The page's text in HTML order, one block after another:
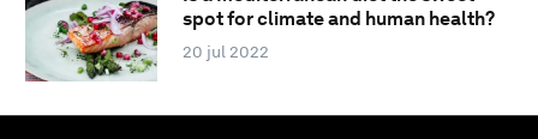
spot for climate and human health?
20 jul 2022